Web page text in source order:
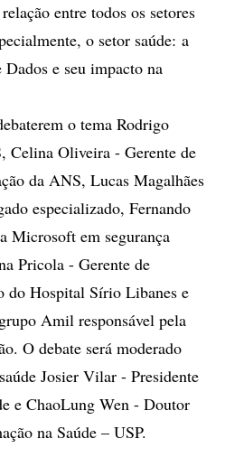
entre todos os setores
o setor saúde: a
e seu impacto na
o tema Rodrigo
Oliveira - Gerente de
da ANS, Lucas Magalhães
especializado, Fernando
Microsoft em segurança
Pricola - Gerente de
do Hospital Sírio Libanes e
Amil responsável pela
O debate será moderado
Josier Vilar - Presidente
e ChaoLung Wen - Doutor
na Saúde – USP.